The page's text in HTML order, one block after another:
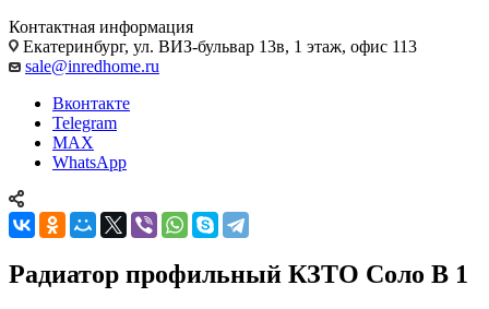
Контактная информация
Екатеринбург, ул. ВИЗ-бульвар 13в, 1 этаж, офис 113
sale@inredhome.ru
Вконтакте
Telegram
MAX
WhatsApp
Радиатор профильный КЗТО Соло В 1